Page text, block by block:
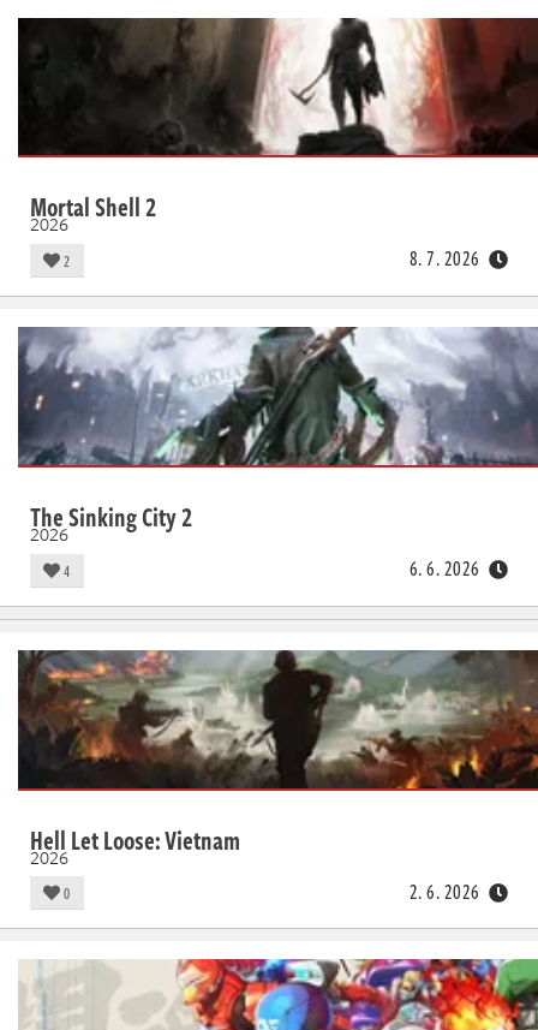
Mortal Shell 2
2026
2 8. 7. 2026
The Sinking City 2
2026
4 6. 6. 2026
Hell Let Loose: Vietnam
2026
0 2. 6. 2026